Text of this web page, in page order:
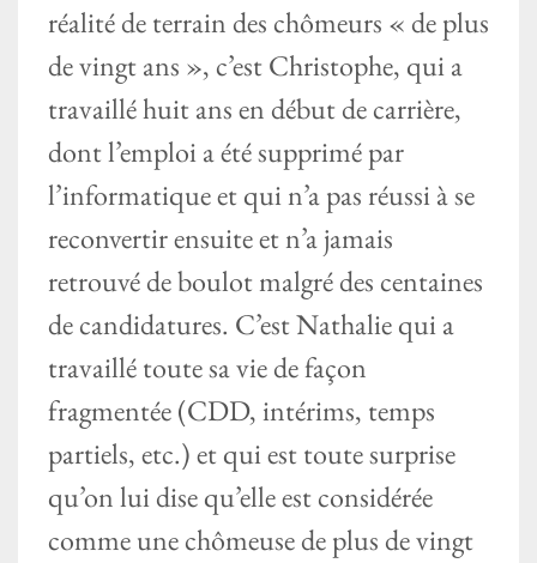
réalité de terrain des chômeurs « de plus
de vingt ans », c’est Christophe, qui a
travaillé huit ans en début de carrière,
dont l’emploi a été supprimé par
l’informatique et qui n’a pas réussi à se
reconvertir ensuite et n’a jamais
retrouvé de boulot malgré des centaines
de candidatures. C’est Nathalie qui a
travaillé toute sa vie de façon
fragmentée (CDD, intérims, temps
partiels, etc.) et qui est toute surprise
qu’on lui dise qu’elle est considérée
comme une chômeuse de plus de vingt